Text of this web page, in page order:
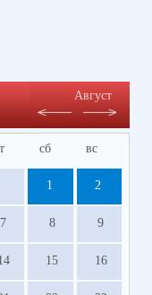
Август
сб вс
1 2
7 8 9
15 16